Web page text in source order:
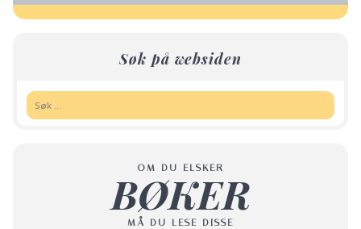
Søk på websiden
OM DU ELSKER
BØKER
MÅ DU LESE DISSE